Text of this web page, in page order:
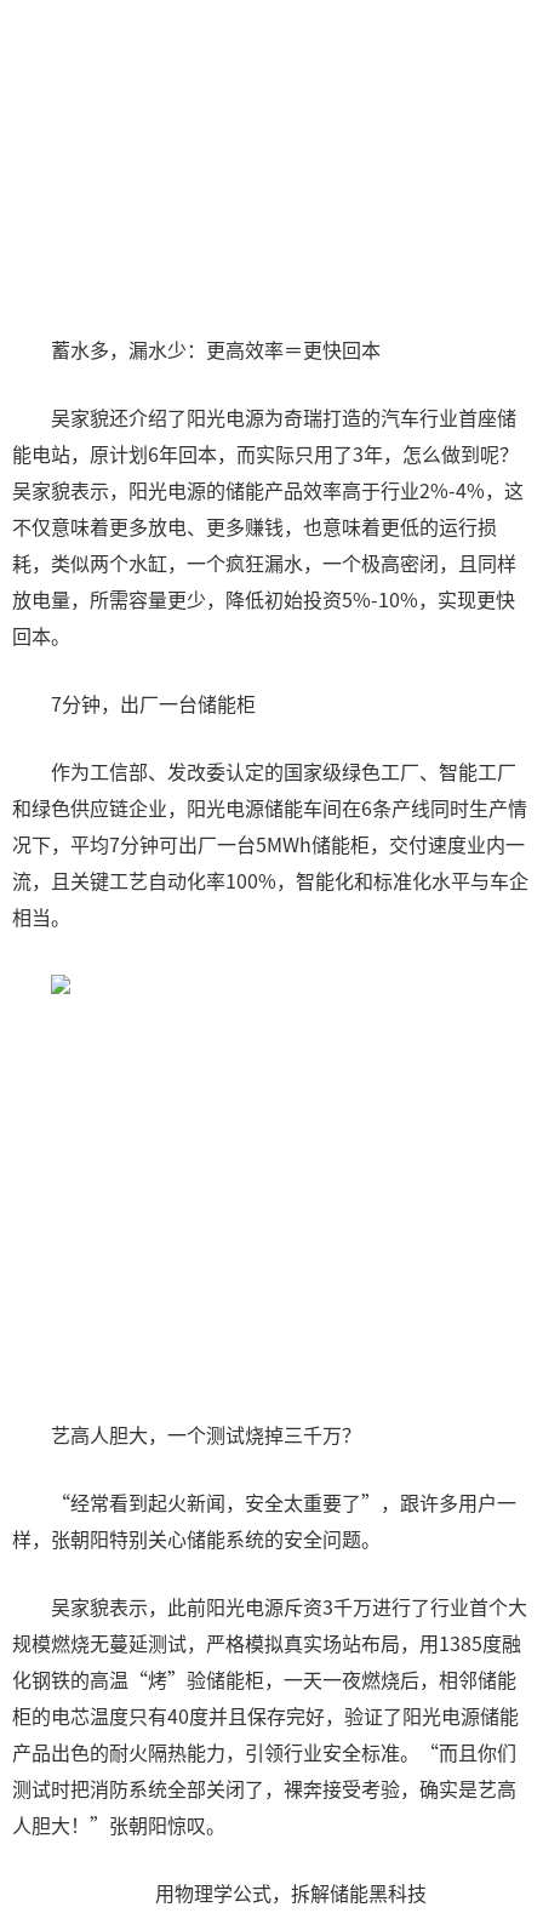
蓄水多，漏水少：更高效率＝更快回本
吴家貌还介绍了阳光电源为奇瑞打造的汽车行业首座储
能电站，原计划6年回本，而实际只用了3年，怎么做到呢？
吴家貌表示，阳光电源的储能产品效率高于行业2%-4%，这
不仅意味着更多放电、更多赚钱，也意味着更低的运行损
耗，类似两个水缸，一个疯狂漏水，一个极高密闭，且同样
放电量，所需容量更少，降低初始投资5%-10%，实现更快
回本。
7分钟，出厂一台储能柜
作为工信部、发改委认定的国家级绿色工厂、智能工厂
和绿色供应链企业，阳光电源储能车间在6条产线同时生产情
况下，平均7分钟可出厂一台5MWh储能柜，交付速度业内一
流，且关键工艺自动化率100%，智能化和标准化水平与车企
相当。
艺高人胆大，一个测试烧掉三千万？
“经常看到起火新闻，安全太重要了”，跟许多用户一
样，张朝阳特别关心储能系统的安全问题。
吴家貌表示，此前阳光电源斥资3千万进行了行业首个大
规模燃烧无蔓延测试，严格模拟真实场站布局，用1385度融
化钢铁的高温“烤”验储能柜，一天一夜燃烧后，相邻储能
柜的电芯温度只有40度并且保存完好，验证了阳光电源储能
产品出色的耐火隔热能力，引领行业安全标准。“而且你们
测试时把消防系统全部关闭了，裸奔接受考验，确实是艺高
人胆大！”张朝阳惊叹。
用物理学公式，拆解储能黑科技